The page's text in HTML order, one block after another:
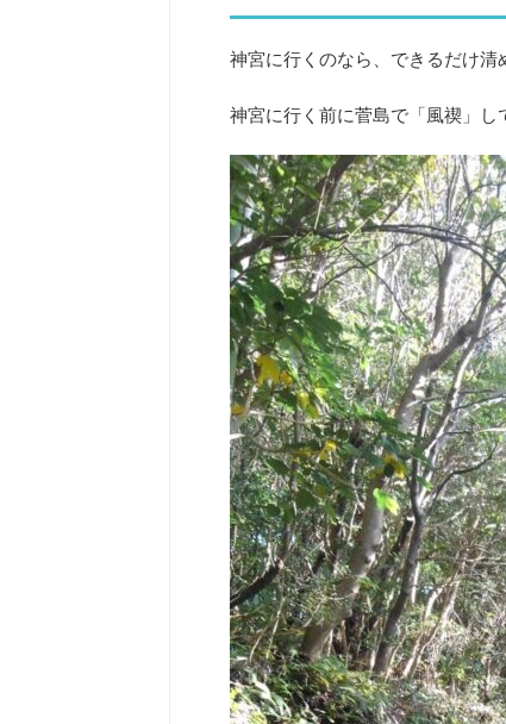
神宮に行くのなら、できるだけ清
神宮に行く前に菅島で「風禊」し